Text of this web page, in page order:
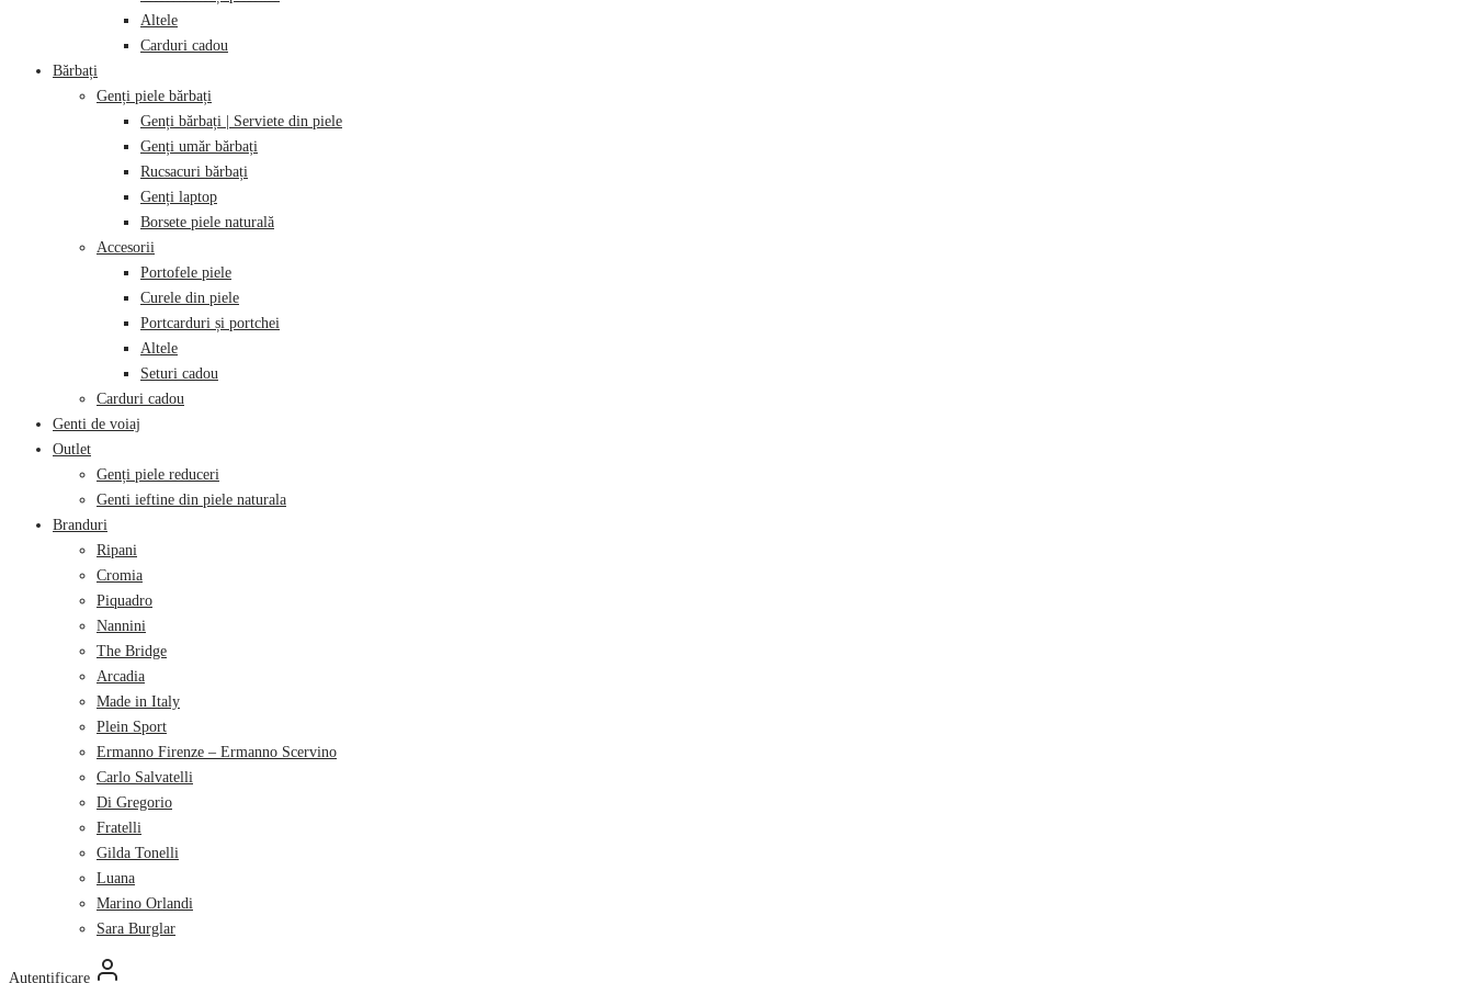
Altele
Carduri cadou
Bărbați
Genți piele bărbați
Genți bărbați | Serviete din piele
Genți umăr bărbați
Rucsacuri bărbați
Genți laptop
Borsete piele naturală
Accesorii
Portofele piele
Curele din piele
Portcarduri și portchei
Altele
Seturi cadou
Carduri cadou
Genti de voiaj
Outlet
Genți piele reduceri
Genti ieftine din piele naturala
Branduri
Ripani
Cromia
Piquadro
Nannini
The Bridge
Arcadia
Made in Italy
Plein Sport
Ermanno Firenze – Ermanno Scervino
Carlo Salvatelli
Di Gregorio
Fratelli
Gilda Tonelli
Luana
Marino Orlandi
Sara Burglar
Autentificare